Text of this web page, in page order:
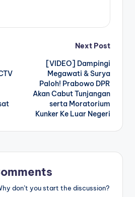
Next Post
[VIDEO] Dampingi
Megawati & Surya
Paloh! Prabowo DPR
Akan Cabut Tunjangan
serta Moratorium
Kunker Ke Luar Negeri
don’t you start the discussion?